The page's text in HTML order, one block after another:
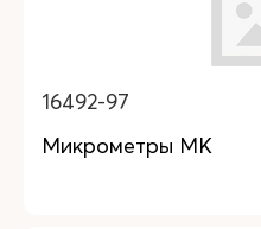
16492-97
Микрометры МК